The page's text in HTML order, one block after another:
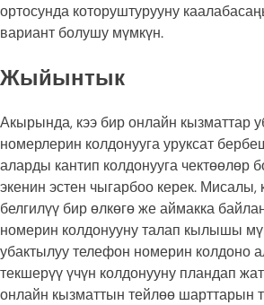
ортосунда которуштурууну
вариант болушу мүмкүн.
Жыйынтык
Акырында, кээ бир онлайн кызматтар
номерлерин колдонууга уруксат
аларды кантип колдонууга чектөөлөр
экенин эстен чыгарбоо керек. Мисалы,
белгилүү бир өлкөгө же аймакка
номерин колдонууну талап кылышы
убактылуу телефон номерин колдоно
текшерүү үчүн колдонууну пландап
онлайн кызматтын тейлөө шарттарын